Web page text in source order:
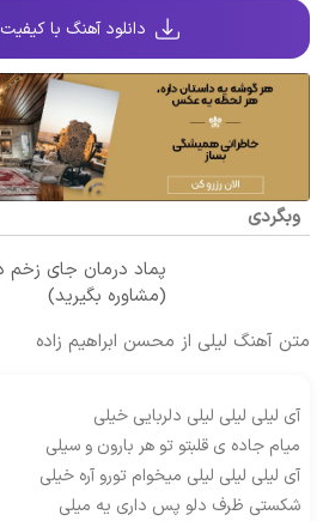
دانلود آهنگ با کیفیت
وبگردی
(مشاوره بگیرید)
متن آهنگ لیلی از محسن ابراهیم زاده
آی لیلی لیلی لیلی دلربایی خیلی
میام جاده ی قلبتو تو هر بارون و سیلی
آی لیلی لیلی لیلی میخوام تورو آره خیلی
شکستی ظرف دلو پس داری یه میلی